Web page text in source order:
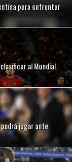
para enfrentar
al Mundial
jugar ante